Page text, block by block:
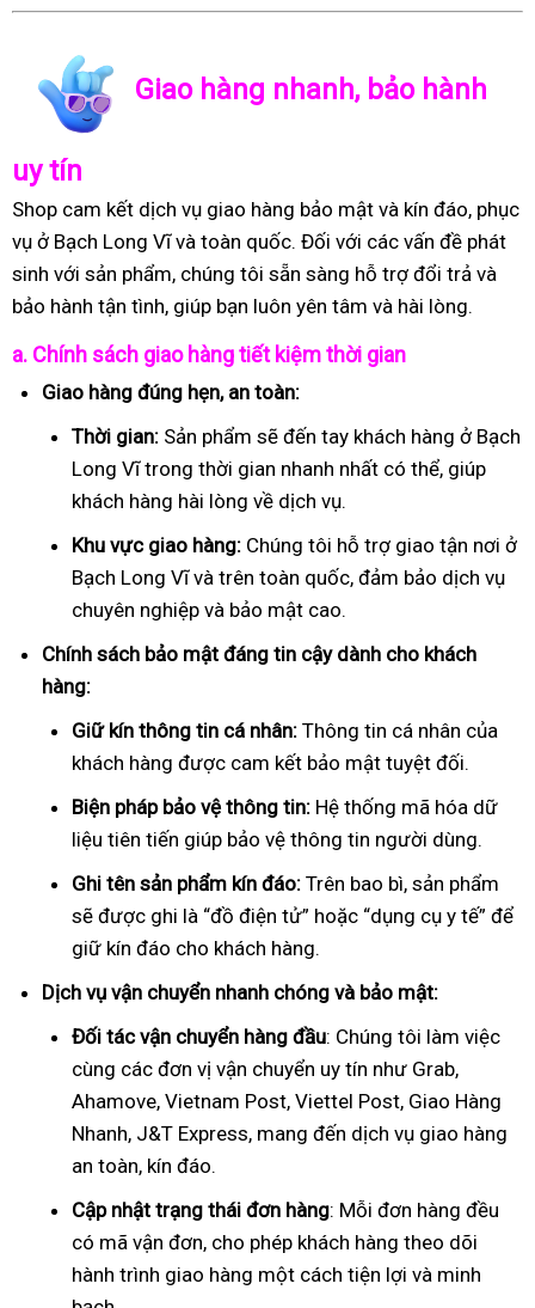
Giao hàng nhanh, bảo hành
uy tín
Shop cam kết dịch vụ giao hàng bảo mật và kín đáo, phục
vụ ở Bạch Long Vĩ và toàn quốc. Đối với các vấn đề phát
sinh với sản phẩm, chúng tôi sẵn sàng hỗ trợ đổi trả và
bảo hành tận tình, giúp bạn luôn yên tâm và hài lòng.
a. Chính sách giao hàng tiết kiệm thời gian
Giao hàng đúng hẹn, an toàn:
Thời gian: Sản phẩm sẽ đến tay khách hàng ở Bạch
Long Vĩ trong thời gian nhanh nhất có thể, giúp
khách hàng hài lòng về dịch vụ.
Khu vực giao hàng: Chúng tôi hỗ trợ giao tận nơi ở
Bạch Long Vĩ và trên toàn quốc, đảm bảo dịch vụ
chuyên nghiệp và bảo mật cao.
Chính sách bảo mật đáng tin cậy dành cho khách
hàng:
Giữ kín thông tin cá nhân: Thông tin cá nhân của
khách hàng được cam kết bảo mật tuyệt đối.
Biện pháp bảo vệ thông tin: Hệ thống mã hóa dữ
liệu tiên tiến giúp bảo vệ thông tin người dùng.
Ghi tên sản phẩm kín đáo: Trên bao bì, sản phẩm
sẽ được ghi là “đồ điện tử” hoặc “dụng cụ y tế” để
giữ kín đáo cho khách hàng.
Dịch vụ vận chuyển nhanh chóng và bảo mật:
Đối tác vận chuyển hàng đầu: Chúng tôi làm việc
cùng các đơn vị vận chuyển uy tín như Grab,
Ahamove, Vietnam Post, Viettel Post, Giao Hàng
Nhanh, J&T Express, mang đến dịch vụ giao hàng
an toàn, kín đáo.
Cập nhật trạng thái đơn hàng: Mỗi đơn hàng đều
có mã vận đơn, cho phép khách hàng theo dõi
hành trình giao hàng một cách tiện lợi và minh